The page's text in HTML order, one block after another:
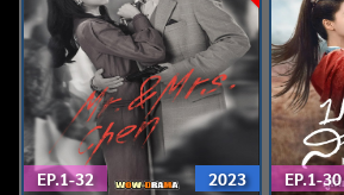
EP.1-32 2023 EP.1-30